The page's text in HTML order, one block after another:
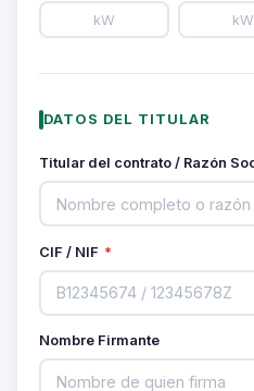
DATOS DEL TITULAR
Titular del contrato / Razón
CIF / NIF *
Nombre Firmante